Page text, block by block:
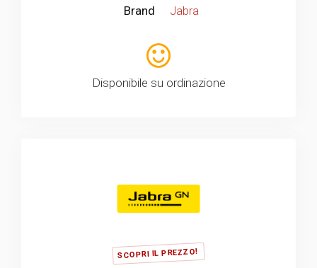
Brand
Jabra
Disponibile su ordinazione
SCOPRI IL PREZZO!